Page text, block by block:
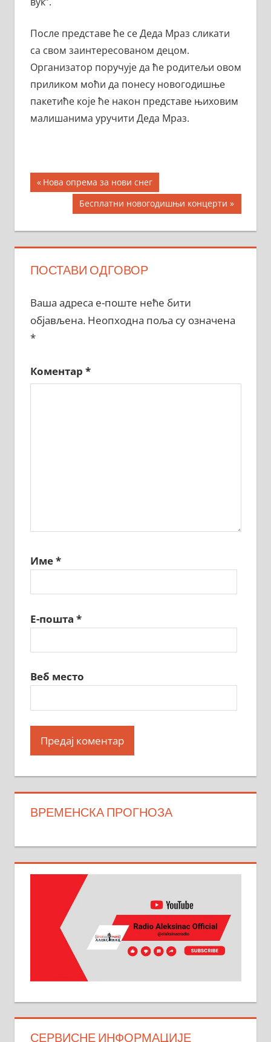
После представе ће се Деда Мраз сликати
са свом заинтересованом децом.
Организатор поручује да ће родитељи овом
приликом моћи да понесу новогодишње
пакетиће које ће након представе њиховим
малишанима уручити Деда Мраз.
Кретање
чланка
Previous
Post:
Нова опрема за нови снег
Next
Post:
Бесплатни новогодишњи концерти
ПОСТАВИ ОДГОВОР
Ваша адреса е-поште неће бити
објављена. Неопходна поља су означена
*
Коментар *
Име*
Е-пошта *
Веб место
ВРЕМЕНСКА ПРОГНОЗА
СЕРВИСНЕ ИНФОРМАЦИЈЕ